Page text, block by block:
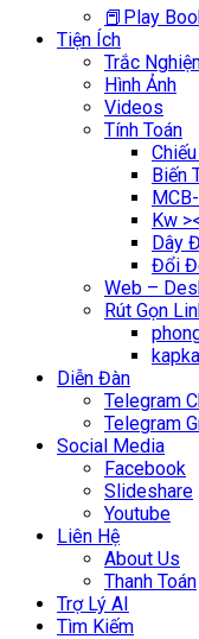
📕Play
Tiện Ích
Trắc
Hình Ảnh
Videos
Tính Toán
Biến
Kw
Dây
Đổi
Web –
Rút Gọn
Diễn Đàn
Telegram
Telegram
Social Media
Facebook
Slideshare
Youtube
Liên Hệ
About Us
Thanh Toán
Trợ Lý AI
Tìm Kiếm